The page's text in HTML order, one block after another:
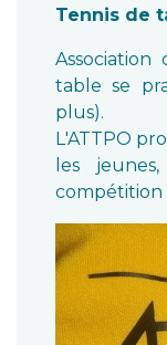
Tennis de
table se
plus).
L'ATTPO
les
compétition